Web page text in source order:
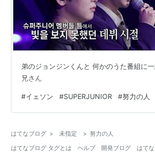
弟のジョンジンくんと 何かのうた番組に
兄さん
#イェソン #SUPERJUNIOR #努力の人
はてなブログ > 未指定 > 努力の人
はてなブログ タグとは
ヘルプ 開発ブログ はて